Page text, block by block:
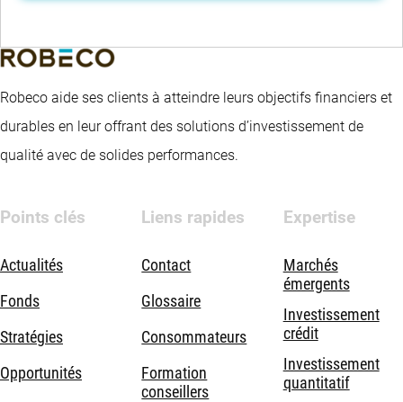
Robeco aide ses clients à atteindre leurs objectifs financiers et
durables en leur offrant des solutions d’investissement de
qualité avec de solides performances.
Points clés
Actualités
Fonds
Stratégies
Opportunités
Liens rapides
Contact
Glossaire
Consommateurs
Formation
conseillers
Expertise
Marchés
émergents
Investissement
crédit
Investissement
quantitatif